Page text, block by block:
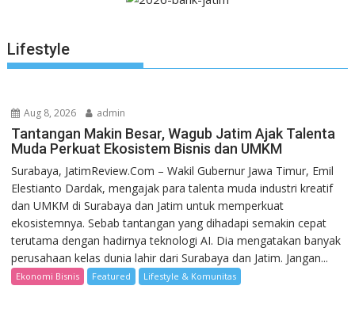
Lifestyle
Aug 8, 2026 admin
Tantangan Makin Besar, Wagub Jatim Ajak Talenta
Muda Perkuat Ekosistem Bisnis dan UMKM
Surabaya, JatimReview.Com – Wakil Gubernur Jawa Timur, Emil
Elestianto Dardak, mengajak para talenta muda industri kreatif
dan UMKM di Surabaya dan Jatim untuk memperkuat
ekosistemnya. Sebab tantangan yang dihadapi semakin cepat
terutama dengan hadirnya teknologi AI. Dia mengatakan banyak
perusahaan kelas dunia lahir dari Surabaya dan Jatim. Jangan...
Ekonomi Bisnis Featured Lifestyle & Komunitas